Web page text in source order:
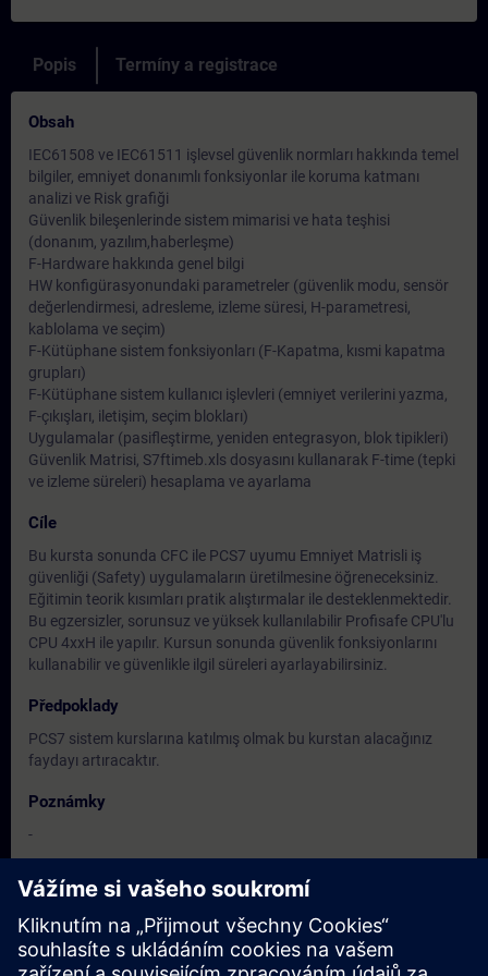
Popis Termíny a registrace
Obsah
IEC61508 ve IEC61511 işlevsel güvenlik normları hakkında temel
bilgiler, emniyet donanımlı fonksiyonlar ile koruma katmanı
analizi ve Risk grafiği
Güvenlik bileşenlerinde sistem mimarisi ve hata teşhisi
(donanım, yazılım,haberleşme)
F-Hardware hakkında genel bilgi
HW konfigürasyonundaki parametreler (güvenlik modu, sensör
değerlendirmesi, adresleme, izleme süresi, H-parametresi,
kablolama ve seçim)
F-Kütüphane sistem fonksiyonları (F-Kapatma, kısmi kapatma
grupları)
F-Kütüphane sistem kullanıcı işlevleri (emniyet verilerini yazma,
F-çıkışları, iletişim, seçim blokları)
Uygulamalar (pasifleştirme, yeniden entegrasyon, blok tipikleri)
Güvenlik Matrisi, S7ftimeb.xls dosyasını kullanarak F-time (tepki
ve izleme süreleri) hesaplama ve ayarlama
Cíle
Bu kursta sonunda CFC ile PCS7 uyumu Emniyet Matrisli iş
güvenliği (Safety) uygulamaların üretilmesine öğreneceksiniz.
Eğitimin teorik kısımları pratik alıştırmalar ile desteklenmektedir.
Bu egzersizler, sorunsuz ve yüksek kullanılabilir Profisafe CPU'lu
CPU 4xxH ile yapılır. Kursun sonunda güvenlik fonksiyonlarını
kullanabilir ve güvenlikle ilgil süreleri ayarlayabilirsiniz.
Předpoklady
PCS7 sistem kurslarına katılmış olmak bu kurstan alacağınız
faydayı artıracaktır.
Poznámky
-
Cílová skupina
personeli, mühendisler, teknisyenler ve ustabaşılar.